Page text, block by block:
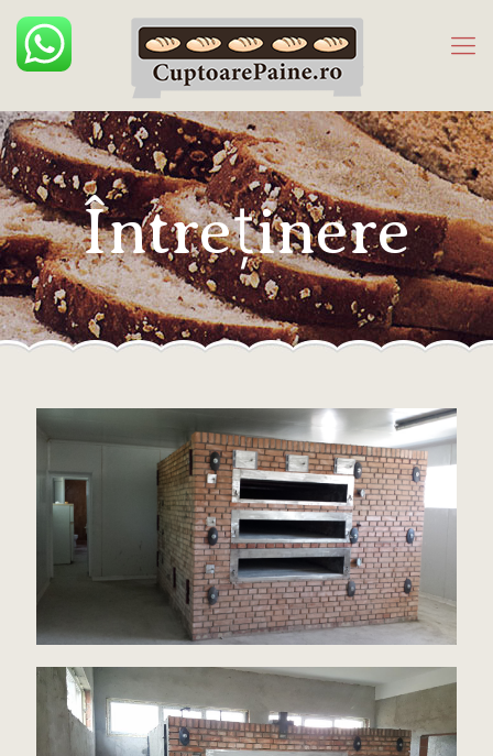
Întreţinere